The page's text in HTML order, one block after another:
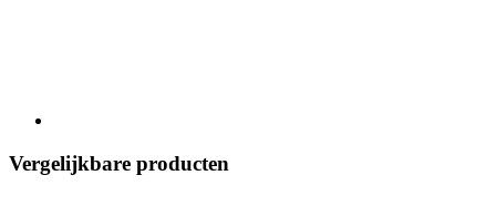
Vergelijkbare producten